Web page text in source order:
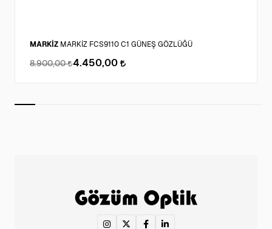
MARKİZ MARKİZ FCS9110 C1 GÜNEŞ GÖZLÜĞÜ
8.900,00 4.450,00